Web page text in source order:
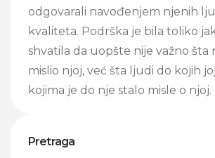
odgovarali navođenjem njenih
kvaliteta. Podrška je bila toliko
shvatila da uopšte nije važno šta
mislio njoj, već šta ljudi do kojih
kojima je do nje stalo misle o njoj.
Pretraga